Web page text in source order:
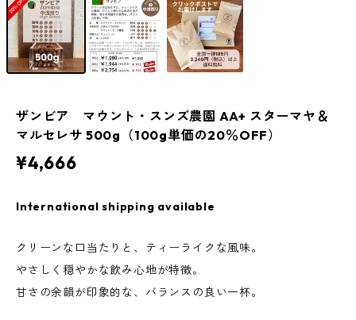
ザンビア マウント・スンズ農園 AA+ スターマヤ＆
マルセレサ 500g（100g単価の20％OFF）
¥4,666
International shipping available
クリーンな口当たりと、ティーライクな風味。
やさしく穏やかな飲み心地が特徴。
甘さの余韻が印象的な、バランスの良い一杯。